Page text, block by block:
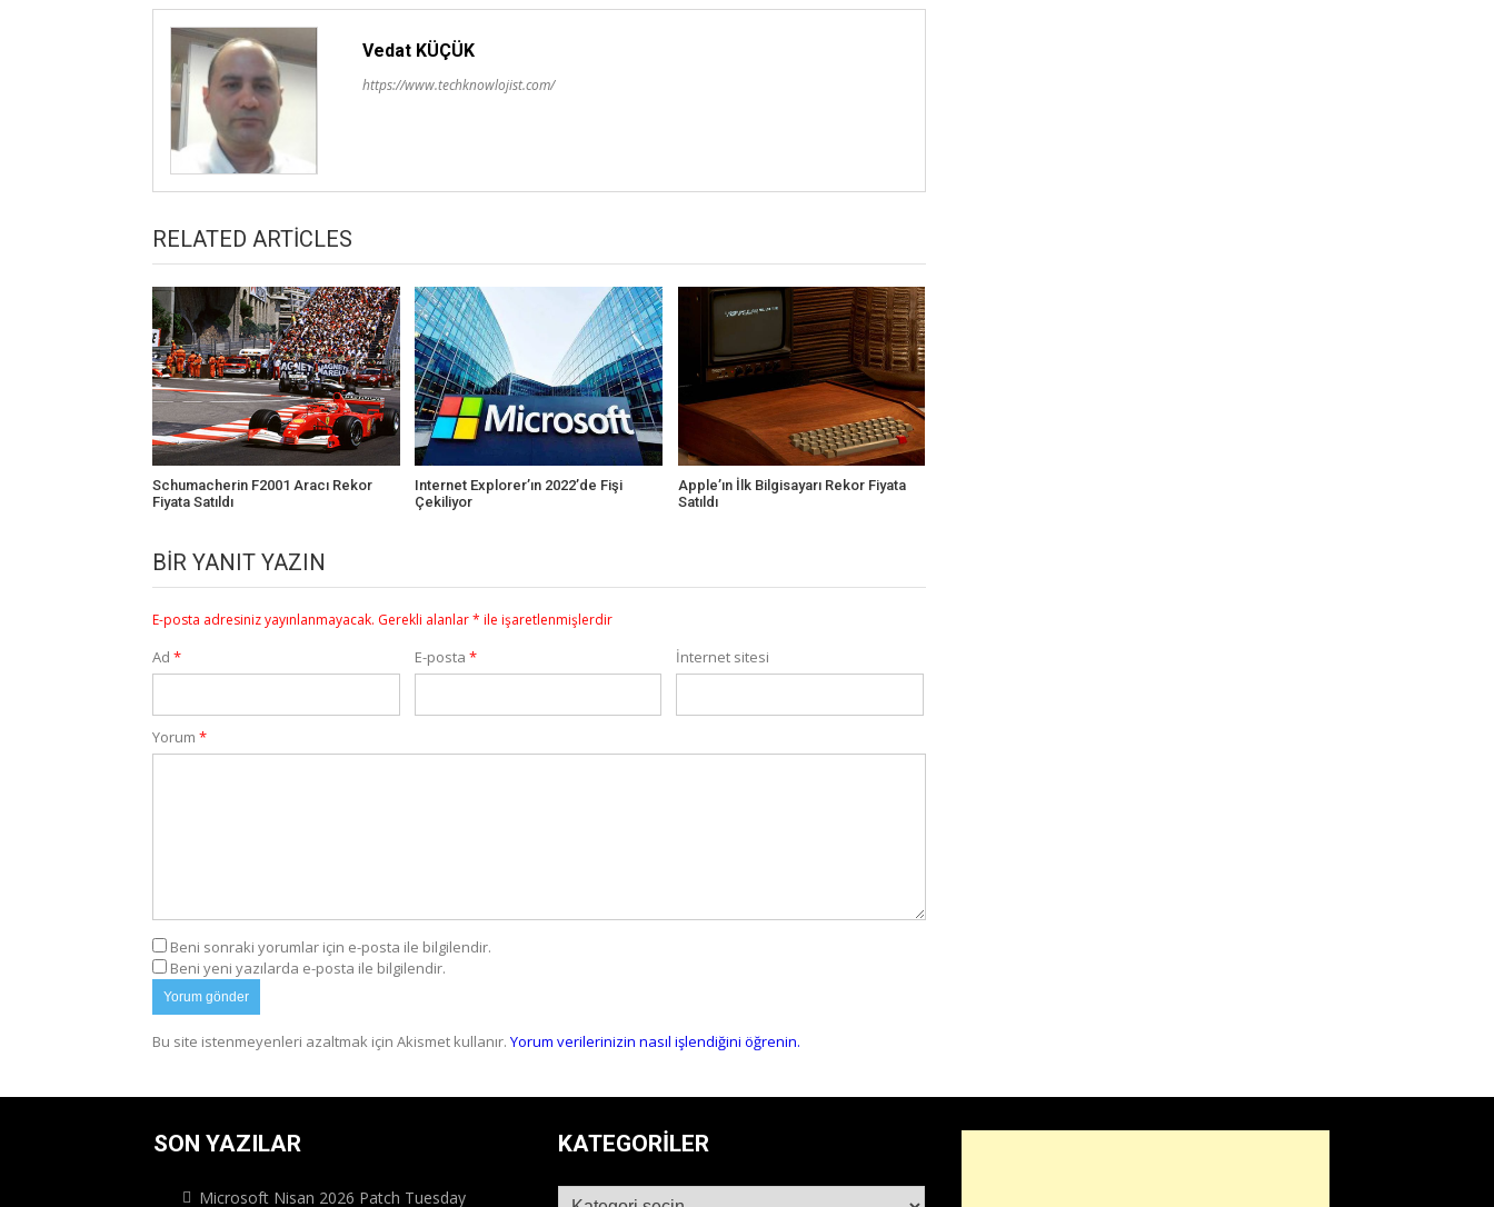
Vedat KÜÇÜK
https://www.techknowlojist.com/
RELATED ARTICLES
Schumacherin F2001 Aracı Rekor
Fiyata Satıldı
Internet Explorer’ın 2022’de Fişi
Çekiliyor
Apple’ın İlk Bilgisayarı Rekor Fiyata
Satıldı
BIR YANIT YAZIN
E-posta adresiniz yayınlanmayacak. Gerekli alanlar* ile işaretlenmişlerdir
Ad * E-posta * İnternet sitesi
Yorum *
Beni sonraki yorumlar için e-posta ile bilgilendir.
Beni yeni yazılarda e-posta ile bilgilendir.
Bu site istenmeyenleri azaltmak için Akismet kullanır. Yorum verilerinizin nasıl işlendiğini öğrenin.
SON YAZILAR
Microsoft Nisan 2026 Patch Tuesday
KATEGORILER